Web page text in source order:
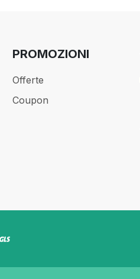
PROMOZIONI
Offerte
Coupon